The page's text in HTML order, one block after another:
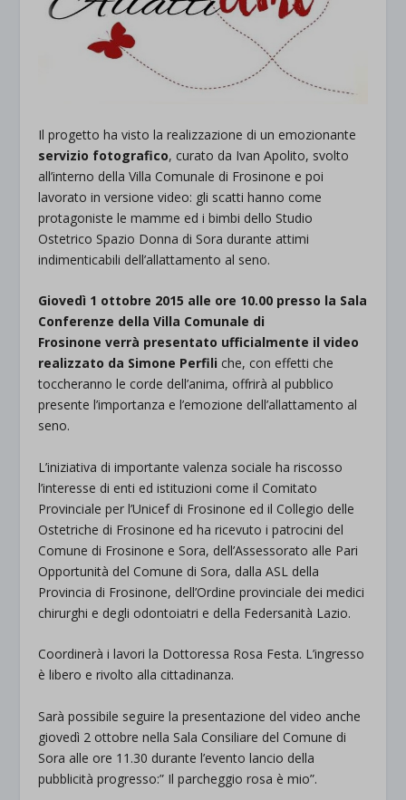
Il progetto ha visto la realizzazione di un emozionante
servizio fotografico, curato da Ivan Apolito, svolto
all’interno della Villa Comunale di Frosinone e poi
lavorato in versione video: gli scatti hanno come
protagoniste le mamme ed i bimbi dello Studio
Ostetrico Spazio Donna di Sora durante attimi
indimenticabili dell’allattamento al seno.
Giovedì 1 ottobre 2015 alle ore 10.00 presso la Sala
Conferenze della Villa Comunale di
Frosinone verrà presentato ufficialmente il video
realizzato da Simone Perfili che, con effetti che
toccheranno le corde dell’anima, offrirà al pubblico
presente l’importanza e l’emozione dell’allattamento al
seno.
L’iniziativa di importante valenza sociale ha riscosso
l’interesse di enti ed istituzioni come il Comitato
Provinciale per l’Unicef di Frosinone ed il Collegio delle
Ostetriche di Frosinone ed ha ricevuto i patrocini del
Comune di Frosinone e Sora, dell’Assessorato alle Pari
Opportunità del Comune di Sora, dalla ASL della
Provincia di Frosinone, dell’Ordine provinciale dei medici
chirurghi e degli odontoiatri e della Federsanità Lazio.
Coordinerà i lavori la Dottoressa Rosa Festa. L’ingresso
è libero e rivolto alla cittadinanza.
Sarà possibile seguire la presentazione del video anche
giovedì 2 ottobre nella Sala Consiliare del Comune di
Sora alle ore 11.30 durante l’evento lancio della
pubblicità progresso:” Il parcheggio rosa è mio”.